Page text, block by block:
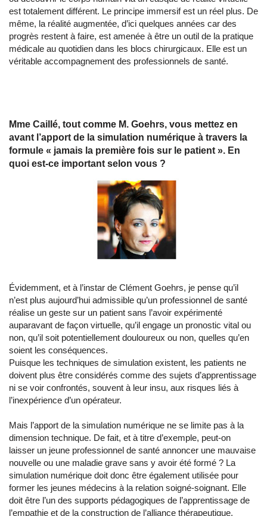
est totalement différent. Le principe immersif est un réel plus. De
même, la réalité augmentée, d’ici quelques années car des
progrès restent à faire, est amenée à être un outil de la pratique
médicale au quotidien dans les blocs chirurgicaux. Elle est un
véritable accompagnement des professionnels de santé.
Mme Caillé, tout comme M. Goehrs, vous mettez en
avant l’apport de la simulation numérique à travers la
formule « jamais la première fois sur le patient ». En
quoi est-ce important selon vous ?
Évidemment, et à l’instar de Clément Goehrs, je pense qu’il
n’est plus aujourd’hui admissible qu’un professionnel de santé
réalise un geste sur un patient sans l’avoir expérimenté
auparavant de façon virtuelle, qu’il engage un pronostic vital ou
non, qu’il soit potentiellement douloureux ou non, quelles qu’en
soient les conséquences.
Puisque les techniques de simulation existent, les patients ne
doivent plus être considérés comme des sujets d’apprentissage
ni se voir confrontés, souvent à leur insu, aux risques liés à
l’inexpérience d’un opérateur.
Mais l’apport de la simulation numérique ne se limite pas à la
dimension technique. De fait, et à titre d’exemple, peut-on
laisser un jeune professionnel de santé annoncer une mauvaise
nouvelle ou une maladie grave sans y avoir été formé ? La
simulation numérique doit donc être également utilisée pour
former les jeunes médecins à la relation soigné-soignant. Elle
doit être l’un des supports pédagogiques de l’apprentissage de
l’empathie et de la construction de l’alliance thérapeutique.